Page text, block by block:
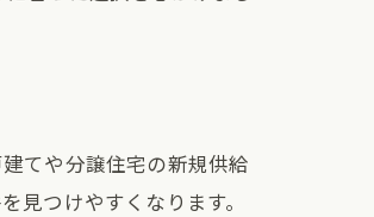
てや分譲住宅の新規供給
見つけやすくなります。